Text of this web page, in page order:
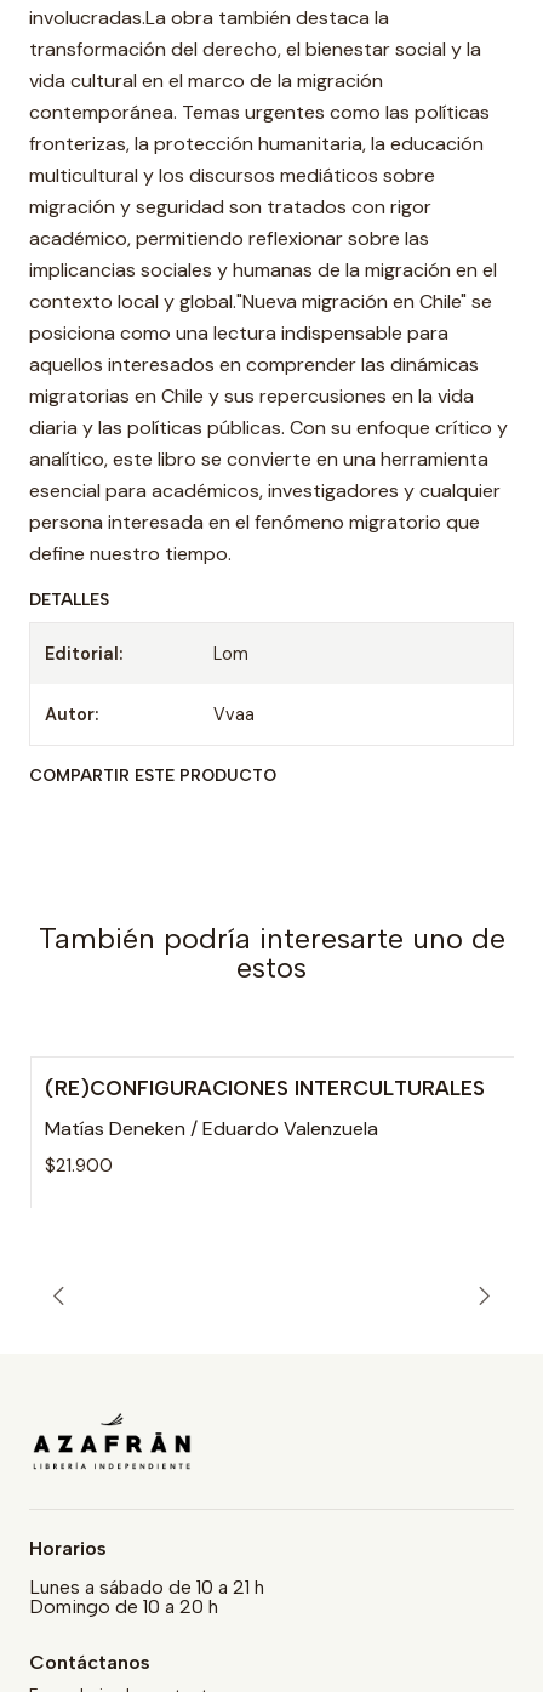
involucradas.La obra también destaca la
transformación del derecho, el bienestar social y la
vida cultural en el marco de la migración
contemporánea. Temas urgentes como las políticas
fronterizas, la protección humanitaria, la educación
multicultural y los discursos mediáticos sobre
migración y seguridad son tratados con rigor
académico, permitiendo reflexionar sobre las
implicancias sociales y humanas de la migración en el
contexto local y global."Nueva migración en Chile" se
posiciona como una lectura indispensable para
aquellos interesados en comprender las dinámicas
migratorias en Chile y sus repercusiones en la vida
diaria y las políticas públicas. Con su enfoque crítico y
analítico, este libro se convierte en una herramienta
esencial para académicos, investigadores y cualquier
persona interesada en el fenómeno migratorio que
define nuestro tiempo.
DETALLES
Editorial: Lom
Autor: Vvaa
COMPARTIR ESTE PRODUCTO
También podría interesarte uno de
estos
(RE)CONFIGURACIONES INTERCULTURALES
Matías Deneken / Eduardo Valenzuela
$21.900
Horarios
Lunes a sábado de 10 a 21 h
Domingo de 10 a 20 h
Contáctanos